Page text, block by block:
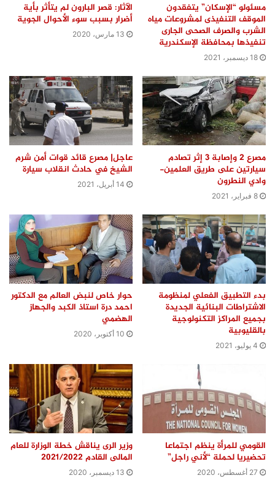
مسئولو “الإسكان” يتفقدون
الموقف التنفيذى لمشروعات مياه
الشرب والصرف الصحى الجارى
تنفيذها بمحافظة الإسكندرية
18 ديسمبر، 2021
الآثار: قصر البارون لم يتأثر بأية
أضرار بسبب سوء الأحوال الجوية
13 مارس، 2020
مصرع 2 وإصابة 3 إثر تصادم
سيارتين على طريق العلمين-
وادي النطرون
8 فبراير، 2021
عاجل| مصرع قائد قوات أمن شرم
الشيخ في حادث انقلاب سيارة
14 أبريل، 2021
بدء التطبيق الفعلي لمنظومة
الاشتراطات البنائية الجديدة
بجميع المراكز التكنولوجية
بالقليوبية
4 يوليو، 2021
حوار خاص لنبض العالم مع الدكتور
احمد درة استاذ الكبد والجهاز
الهضمي
10 أكتوبر، 2020
القومي للمرأة ينظم اجتماعا
تحضيريا لحملة “لأني راجل”
27 أغسطس، 2020
وزير الرى يناقش خطة الوزارة للعام
المالى القادم 2021/2022
13 ديسمبر، 2020